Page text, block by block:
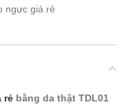
ngực giá rẻ
rẻ bằng da thật TDL01